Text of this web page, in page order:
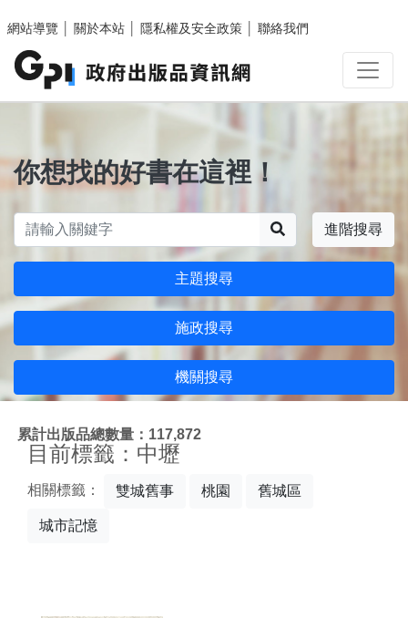
網站導覽
關於本站 隱私權及安全政策 聯絡我們
你想找的好書在這裡！
進階搜尋
主題搜尋
施政搜尋
機關搜尋
累計出版品總數量：117,872
目前標籤：中壢
相關標籤： 雙城舊事 桃園 舊城區
城市記憶